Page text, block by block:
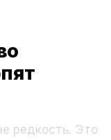
редкость. Это